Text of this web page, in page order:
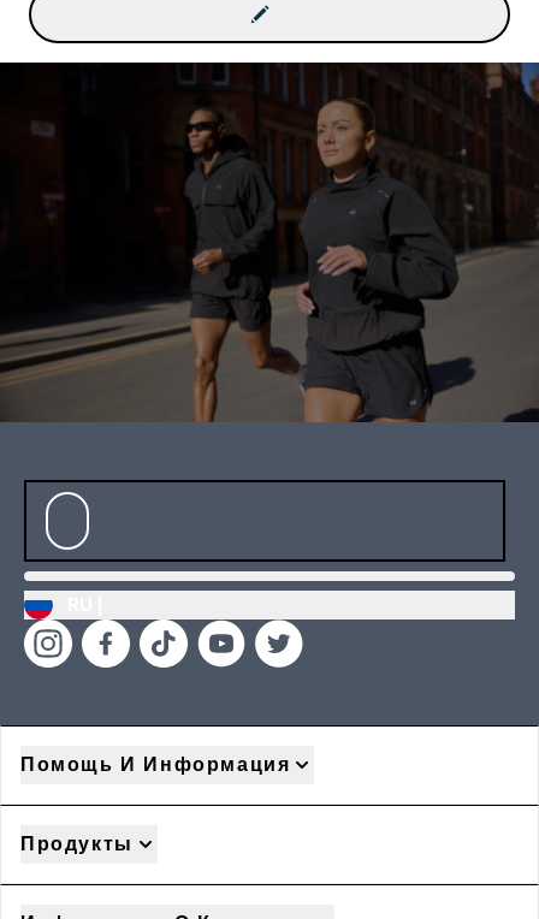
Помощь И Информация
Продукты